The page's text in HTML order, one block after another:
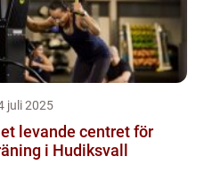
juli 2025
levande centret för
i Hudiksvall